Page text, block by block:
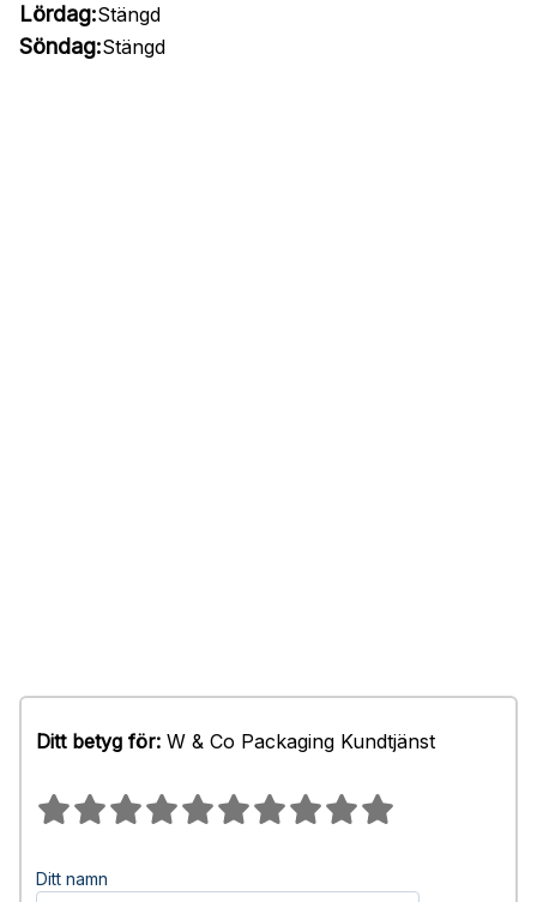
Lördag:Stängd
Söndag:Stängd
Ditt betyg för: W & Co Packaging Kundtjänst
Ditt namn